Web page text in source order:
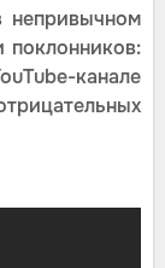
непривычном
поклонников:
канале